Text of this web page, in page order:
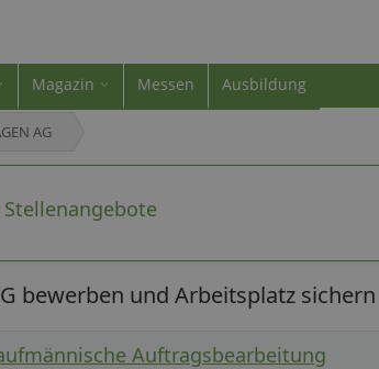
Magazin Messen Ausbildung
AG
Stellenangebote
bewerben und Arbeitsplatz sichern
Auftragsbearbeitung